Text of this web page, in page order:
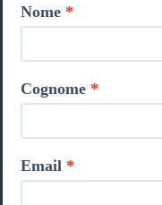
Nome
Cognome
Email